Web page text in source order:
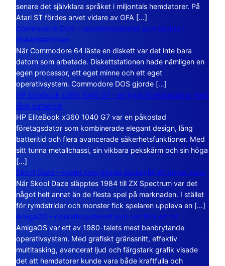
senare det självklara språket i miljontals hemdatorer. På
Atari ST fördes arvet vidare av GFA […]
Commodore DOS – operativsystemet som bodde i
diskettstationen
När Commodore 64 läste en diskett var det inte bara
datorn som arbetade. Diskettstationen hade nämligen en
egen processor, ett eget minne och ett eget
operativsystem. Commodore DOS gjorde […]
HP EliteBook x360 1040 G7 – en lyxig företagsdator med
lång batteritid
HP EliteBook x360 1040 G7 var en påkostad
företagsdator som kombinerade elegant design, lång
batteritid och flera avancerade säkerhetsfunktioner. Med
sitt tunna metallchassi, sin vikbara pekskärm och sin höga
[…]
Skool Daze – spelet som gjorde skolan till ett öppet kaos
När Skool Daze släpptes 1984 till ZX Spectrum var det
något helt annat än de flesta spel på marknaden. I stället
för rymdstrider och monster fick spelaren uppleva en […]
AmigaOS – operativsystemet som var före sin tid
AmigaOS var ett av 1980-talets mest banbrytande
operativsystem. Med grafiskt gränssnitt, effektiv
multitasking, avancerat ljud och färgstark grafik visade
det att hemdatorer kunde vara både kraftfulla och